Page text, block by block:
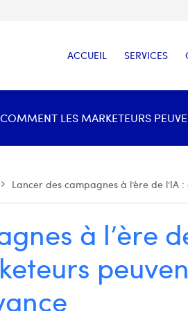
ACCUEIL SERVICES
LES MARKETEURS
Lancer des campagnes à l’ère de
à l’ère